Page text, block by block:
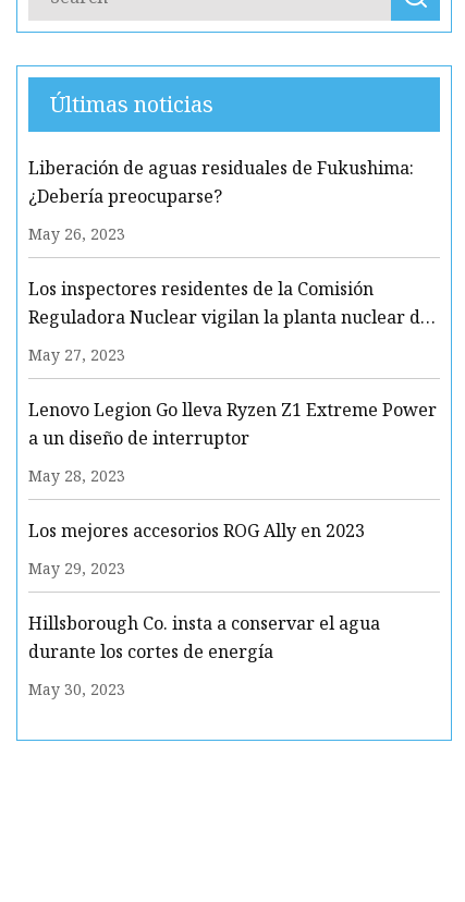
Últimas noticias
Liberación de aguas residuales de Fukushima:
¿Debería preocuparse?
May 26, 2023
Los inspectores residentes de la Comisión
Reguladora Nuclear vigilan la planta nuclear de
Clinton
May 27, 2023
Lenovo Legion Go lleva Ryzen Z1 Extreme Power
a un diseño de interruptor
May 28, 2023
Los mejores accesorios ROG Ally en 2023
May 29, 2023
Hillsborough Co. insta a conservar el agua
durante los cortes de energía
May 30, 2023